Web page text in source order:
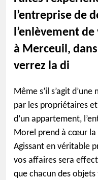
l’entreprise de
l’enlèvement
à Merceuil,
verrez la di
Même s’il s’agit
par les propriétaires
d’un appartement,
Morel prend à cœur la
Agissant en véritable
vos affaires sera
que chacun des